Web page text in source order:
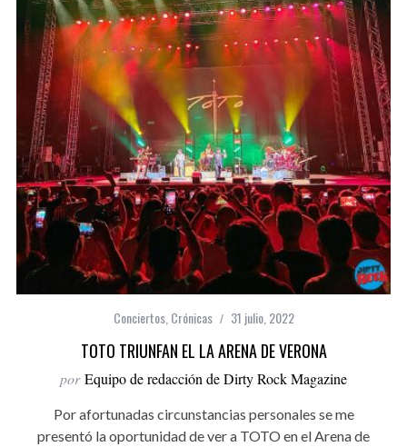
Conciertos, Crónicas 31 julio, 2022
TOTO TRIUNFAN EL LA ARENA DE VERONA
por Equipo de redacción de Dirty Rock Magazine
Por afortunadas circunstancias personales se me
presentó la oportunidad de ver a TOTO en el Arena de